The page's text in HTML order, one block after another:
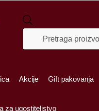
Akcije Gift pakovanja
za ugostiteljstvo